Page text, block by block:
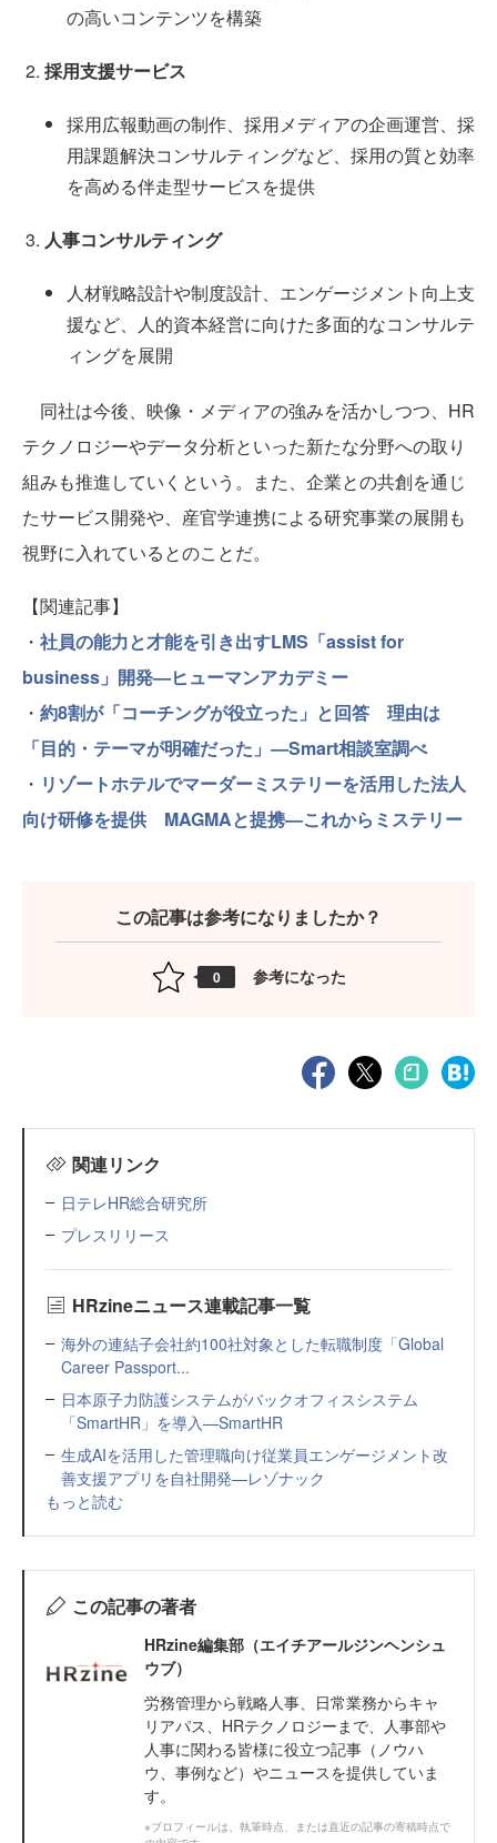
の高いコンテンツを構築
採用支援サービス
採用広報動画の制作、採用メディアの企画運営、採
用課題解決コンサルティングなど、採用の質と効率
を高める伴走型サービスを提供
人事コンサルティング
人材戦略設計や制度設計、エンゲージメント向上支
援など、人的資本経営に向けた多面的なコンサルテ
ィングを展開
同社は今後、映像・メディアの強みを活かしつつ、HR
テクノロジーやデータ分析といった新たな分野への取り
組みも推進していくという。また、企業との共創を通じ
たサービス開発や、産官学連携による研究事業の展開も
視野に入れているとのことだ。
【関連記事】
・ 社員の能力と才能を引き出すLMS「assist for
business」開発—ヒューマンアカデミー
・ 約8割が「コーチングが役立った」と回答 理由は
「目的・テーマが明確だった」—Smart相談室調べ
・ リゾートホテルでマーダーミステリーを活用した法人
向け研修を提供 MAGMAと提携—これからミステリー
この記事は参考になりましたか？
0 参考になった
関連リンク
日テレHR総合研究所
プレスリリース
HRzineニュース連載記事一覧
海外の連結子会社約100社対象とした転職制度「Global
Career Passport...
日本原子力防護システムがバックオフィスシステム
「SmartHR」を導入—SmartHR
生成AIを活用した管理職向け従業員エンゲージメント改
善支援アプリを自社開発—レゾナック
もっと読む
この記事の著者
HRzine編集部（エイチアールジンヘンシュ
ウブ）
労務管理から戦略人事、日常業務からキャ
リアパス、HRテクノロジーまで、人事部や
人事に関わる皆様に役立つ記事（ノウハ
ウ、事例など）やニュースを提供していま
す。
※プロフィールは、執筆時点、または直近の記事の寄稿時点で